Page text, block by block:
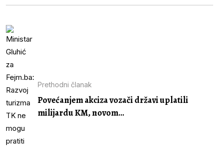
Prethodni članak
Povećanjem akciza vozači državi uplatili
milijardu KM, novom...